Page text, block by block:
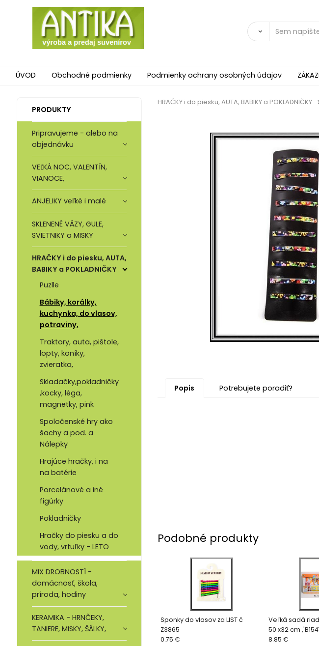
ÚVOD Obchodné podmienky Podmienky ochrany osobných údajov
PRODUKTY
Pripravujeme - alebo na
objednávku
VEĽKÁ NOC, VALENTÍN,
VIANOCE,
ANJELIKY veľké i malé
SKLENENÉ VÁZY, GULE,
SVIETNIKY a MISKY
HRAČKY i do piesku, AUTA,
BABIKY a POKLADNIČKY
Puzlle
Bábiky, korálky,
kuchynka, do vlasov,
potraviny,
Traktory, auta, pištole,
lopty, koníky,
zvieratka,
Skladačky,pokladničky
,kocky, léga,
magnetky, pink
Spoločenské hry ako
šachy a pod. a
Nálepky
Hrajúce hračky, i na
na batérie
Porcelánové a iné
figúrky
Pokladničky
Hračky do piesku a do
vody, vrtuľky - LETO
MIX DROBNOSTÍ -
domácnosť, škola,
príroda, hodiny
KERAMIKA - HRNČEKY,
TANIERE, MISKY, ŠÁLKY,
HRAČKY i do piesku, AUTA, BABIKY a POKLADNIČKY
Popis Potrebujete poradiť?
Podobné produkty
Sponky do vlasov za LIST č
Z3865
0.75 €
Veľká sadá
50 x32 cm
8.85 €